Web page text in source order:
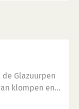
Glazuurpen
klompen en